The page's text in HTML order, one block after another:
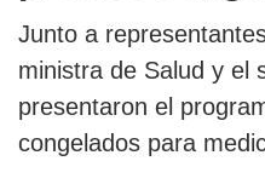
Junto a
ministra de Salud y el
presentaron el
congelados para